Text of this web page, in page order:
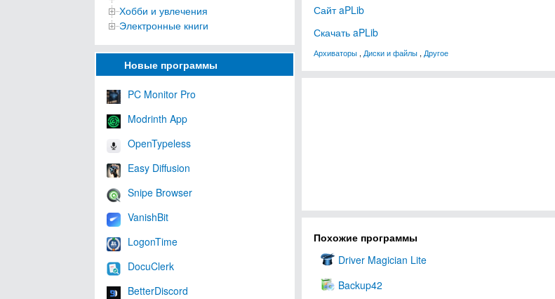
Хобби и увлечения
Электронные книги
Новые программы
PC Monitor Pro
Modrinth App
OpenTypeless
Easy Diffusion
Snipe Browser
VanishBit
LogonTime
DocuClerk
BetterDiscord
Сайт aPLib
Скачать aPLib
Архиваторы , Диски и файлы , Другое
Похожие программы
Driver Magician Lite
Backup42